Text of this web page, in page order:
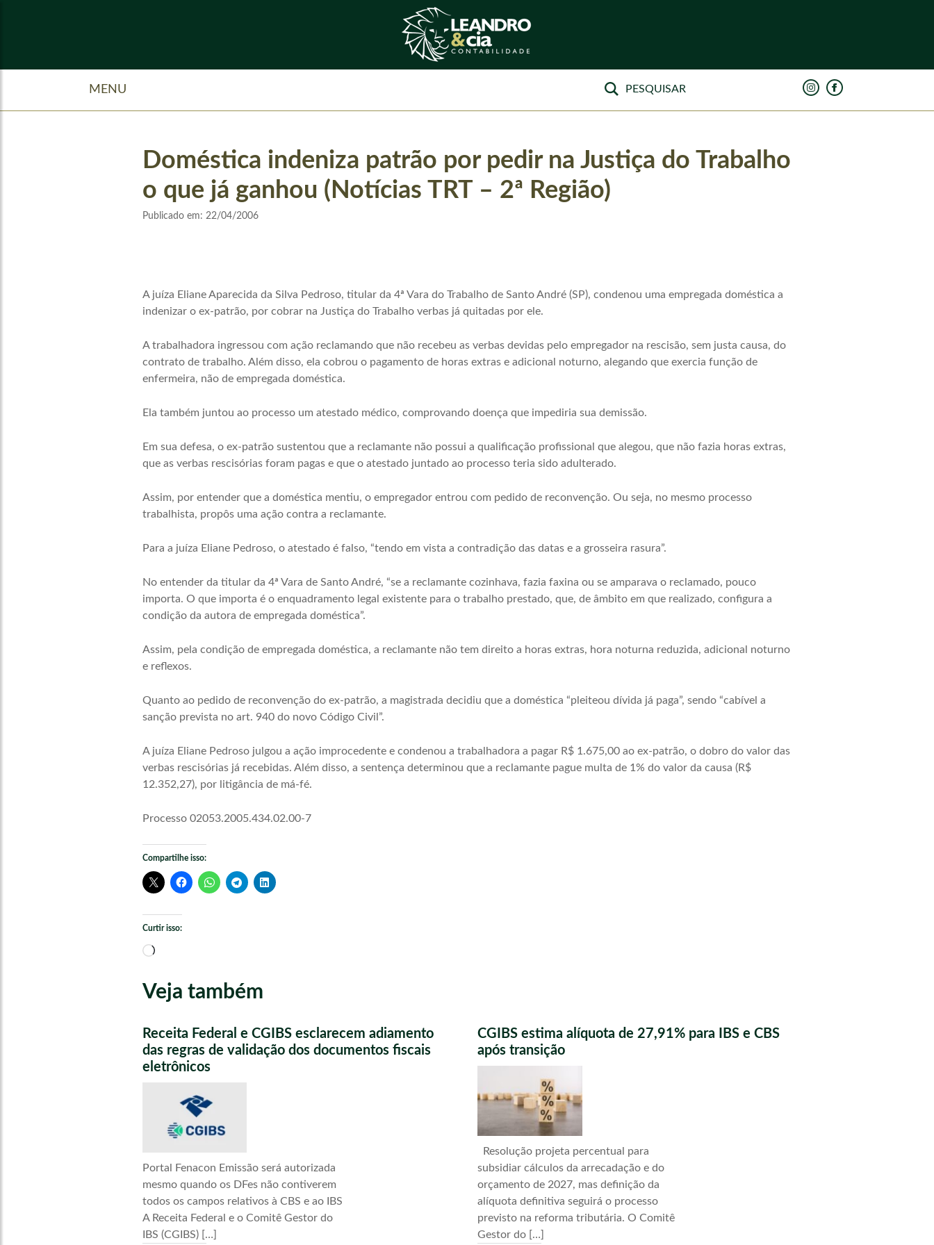
MENU
Doméstica indeniza patrão por pedir na Justiça do Trabalho
o que já ganhou (Notícias TRT – 2ª Região)
Publicado em: 22/04/2006
A juíza Eliane Aparecida da Silva Pedroso, titular da 4ª Vara do Trabalho de Santo André (SP), condenou uma empregada doméstica a
indenizar o ex-patrão, por cobrar na Justiça do Trabalho verbas já quitadas por ele.
A trabalhadora ingressou com ação reclamando que não recebeu as verbas devidas pelo empregador na rescisão, sem justa causa, do
contrato de trabalho. Além disso, ela cobrou o pagamento de horas extras e adicional noturno, alegando que exercia função de
enfermeira, não de empregada doméstica.
Ela também juntou ao processo um atestado médico, comprovando doença que impediria sua demissão.
Em sua defesa, o ex-patrão sustentou que a reclamante não possui a qualificação profissional que alegou, que não fazia horas extras,
que as verbas rescisórias foram pagas e que o atestado juntado ao processo teria sido adulterado.
Assim, por entender que a doméstica mentiu, o empregador entrou com pedido de reconvenção. Ou seja, no mesmo processo
trabalhista, propôs uma ação contra a reclamante.
Para a juíza Eliane Pedroso, o atestado é falso, “tendo em vista a contradição das datas e a grosseira rasura”.
No entender da titular da 4ª Vara de Santo André, “se a reclamante cozinhava, fazia faxina ou se amparava o reclamado, pouco
importa. O que importa é o enquadramento legal existente para o trabalho prestado, que, de âmbito em que realizado, configura a
condição da autora de empregada doméstica”.
Assim, pela condição de empregada doméstica, a reclamante não tem direito a horas extras, hora noturna reduzida, adicional noturno
e reflexos.
Quanto ao pedido de reconvenção do ex-patrão, a magistrada decidiu que a doméstica “pleiteou dívida já paga”, sendo “cabível a
sanção prevista no art. 940 do novo Código Civil”.
A juíza Eliane Pedroso julgou a ação improcedente e condenou a trabalhadora a pagar R$ 1.675,00 ao ex-patrão, o dobro do valor das
verbas rescisórias já recebidas. Além disso, a sentença determinou que a reclamante pague multa de 1% do valor da causa (R$
12.352,27), por litigância de má-fé.
Processo 02053.2005.434.02.00-7
Compartilhe isso:
Curtir isso:
Carregando...
Veja também
Receita Federal e CGIBS esclarecem adiamento
das regras de validação dos documentos fiscais
eletrônicos
Portal Fenacon Emissão será autorizada
mesmo quando os DFes não contiverem
todos os campos relativos à CBS e ao IBS
A Receita Federal e o Comitê Gestor do
IBS (CGIBS) […]
CGIBS estima alíquota de 27,91% para IBS e CBS
após transição
Resolução projeta percentual para
subsidiar cálculos da arrecadação e do
orçamento de 2027, mas definição da
alíquota definitiva seguirá o processo
previsto na reforma tributária. O Comitê
Gestor do […]